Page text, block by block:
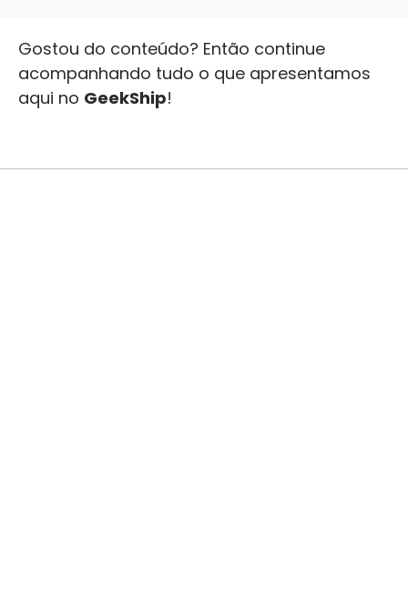
Gostou do conteúdo? Então continue
acompanhando tudo o que apresentamos
aqui no GeekShip!